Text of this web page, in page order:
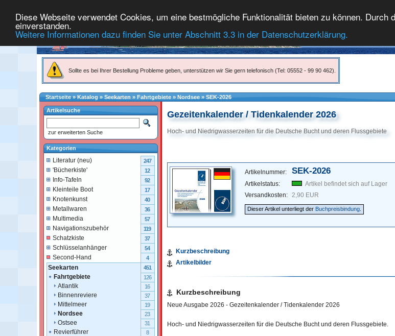
Diese Webseite verwendet Cookies, um eine bestmögliche Funktionalität bieten zu können.
einverstanden.
Weitere Informationen dazu finden Sie unter Abschnitt 3.3 in der Datenschutzerklärung.
Sollte es bei Ihrer Bestellung Probleme geben, unterstützen wir Sie gern telefonisch (Tel: 05552 - 99 90 462).
Startseite»Katalog » Seekarten » Fahrtgebiete » Nordsee » SEK-2026
Gezeitenkalender / Tidenkalender 2026
Hoch- und Niedrigwasserzeiten für die Deutsche Bucht und deren Flussgebiete
Artikelnummer: SEK-2026
Artikelstatus:
Artikel befindet sich auf Lager
Versandkosten:
2,90 EUR
Dieser Artikel unterliegt der Buchpreisbindung
Kurzbeschreibung
Artikelbilder
Kurzbeschreibung
Neue Ausgabe 2026 - Gezeitenkalender / Tidenkalender 2026
Hoch- und Niedrigwasserzeiten für die Deutsche Bucht und deren Flussgebiete.
Artikelsuche
zur erweiterten Suche
Kategorien
Literatur (neu) 247
'Bücherkiste' 12
Info-Tafeln 92
Kleinteile Boot 17
Knotenkunst 40
Metallwaren 36
Multimedia 57
Navigationszubehör 119
Schatzkiste 37
Schlüsselanhänger 54
Second-Hand 4
Seekarten 451
Fahrtgebiete 126
Atlantik 16
Binnenreviere 37
Mittelmeer 19
Nordsee 23
Ostsee 31
Revierführer 8